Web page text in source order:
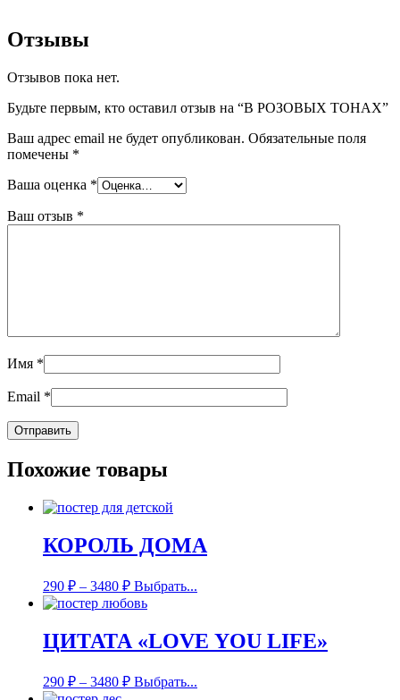
Отзывы
Отзывов пока нет.
Будьте первым, кто оставил отзыв на “В РОЗОВЫХ ТОНАХ”
Ваш адрес email не будет опубликован. Обязательные поля
помечены *
Ваша оценка *
Ваш отзыв *
Имя *
Email *
Похожие товары
КОРОЛЬ ДОМА
290 ₽ – 3480 ₽ Выбрать...
ЦИТАТА «LOVE YOU LIFE»
290 ₽ – 3480 ₽ Выбрать...